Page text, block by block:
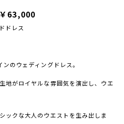
63,000
ドレス
のウェディングドレス。
地がロイヤルな雰囲気を演出し、ウエ
ックな大人のウエストを生み出しま